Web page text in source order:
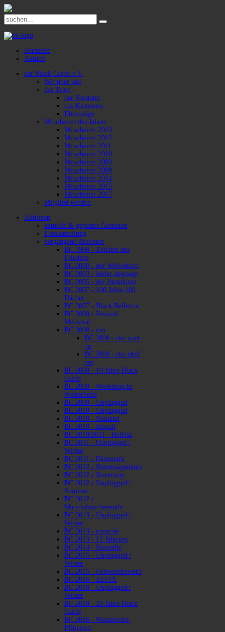
Startseite
Aktuell
der Black Castle e.V.
Wir über uns
das Team
der Vorstand
das Kernteam
Ehemalige
Mitarbeiter des Jahres
Mitarbeiter 2013
Mitarbeiter 2012
Mitarbeiter 2011
Mitarbeiter 2010
Mitarbeiter 2009
Mitarbeiter 2008
Mitarbeiter 2014
Mitarbeiter 2015
Mitarbeiter 2017
Mitglied werden
Aktionen
aktuelle & geplante Aktionen
Fotosammlung
vergangene Aktionen
BC 1998 - Zeichen des
Friedens
BC 2000 - der Weltrekord
BC 2003 - leider abgesagt
BC 2005 - der Jurtendom
BC 2007 - 100 Jahre 100
Dächer
BC 2007 - Black Bellevue
BC 2008 - Festival
Mediaval
BC 2008 - rbu
BC 2008 - rbu start
up
BC 2008 - rbu chill
out
BC 2008 - 10 Jahre Black
Castle
BC 2009 - Workshop in
Westernohe
BC 2009 - Unplugged
BC 2010 - Unplugged
BC 2010 - Neuland
BC 2010 - Bawaii
BC 2010/2011 - Bolivia
BC 2011 - Unplugged /
Winter
BC 2011 - Dänemark
BC 2012 - Kettensägenkurs
BC 2012 - Roverway
BC 2012 - Unplugged /
Sommer
BC 2012 -
Materialwochenende
BC 2013 - Unplugged /
Winter
BC 2013 - rover.de
BC 2013 - 15 Jähriges
BC 2014 - Baustelle
BC 2015 - Unplugged /
Winter
BC 2015 - Fotowettbewerb
BC 2016 - ZEFIX
BC 2018 - Unplugged /
Winter
BC 2018 - 20 Jahre Black
Castle
BC 2026 - Westernohe-
Pfingsten